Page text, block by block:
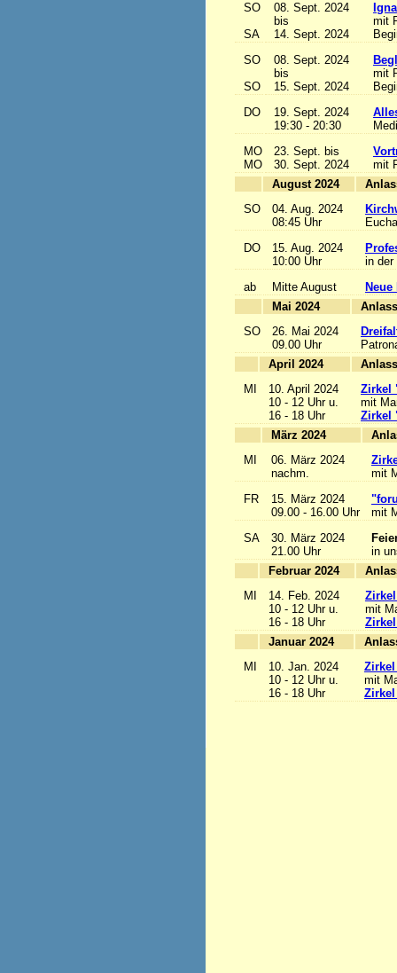
SO
SA
08. Sept. 2024
bis
14. Sept. 2024
mit
SO
SO
08. Sept. 2024
bis
15. Sept. 2024
mit
DO
19. Sept. 2024
19:30 - 20:30
MO
MO
23. Sept. bis
30. Sept. 2024
mit
August 2024
SO
04. Aug. 2024
08:45 Uhr
DO
15. Aug. 2024
10:00 Uhr
in der
ab
Mitte August
Mai 2024
SO
26. Mai 2024
09.00 Uhr
April 2024
MI
10. April 2024
10 - 12 Uhr u.
16 - 18 Uhr
Zirkel
mit
Zirkel
März 2024
MI
06. März 2024
nachm.
mit
FR
15. März 2024
09.00 - 16.00 Uhr
mit
SA
30. März 2024
21.00 Uhr
in
Februar 2024
MI
14. Feb. 2024
10 - 12 Uhr u.
16 - 18 Uhr
mit
Januar 2024
MI
10. Jan. 2024
10 - 12 Uhr u.
16 - 18 Uhr
mit